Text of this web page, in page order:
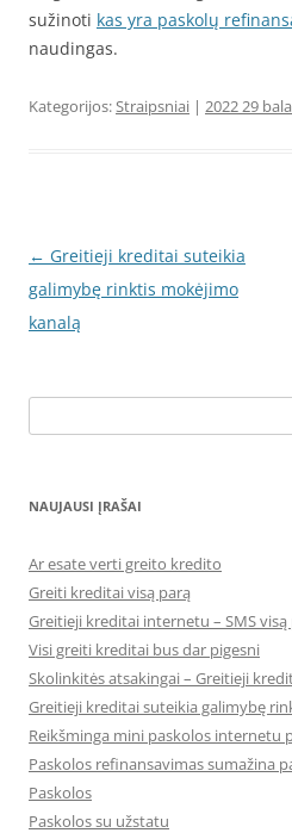
sužinoti kas yra paskolų
naudingas.
Kategorijos:Straipsniai | 2022 29
Įrašo
navigacija
← Greitieji kreditai suteikia
galimybę rinktis mokėjimo
kanalą
NAUJAUSI ĮRAŠAI
Ar esate verti greito kredito
Greiti kreditai visą parą
Greitieji kreditai internetu – SMS visą
Visi greiti kreditai bus dar pigesni
Skolinkitės atsakingai – Greitieji
Greitieji kreditai suteikia galimybę
Reikšminga mini paskolos internetu
Paskolos refinansavimas sumažina
Paskolos
Paskolos su užstatu